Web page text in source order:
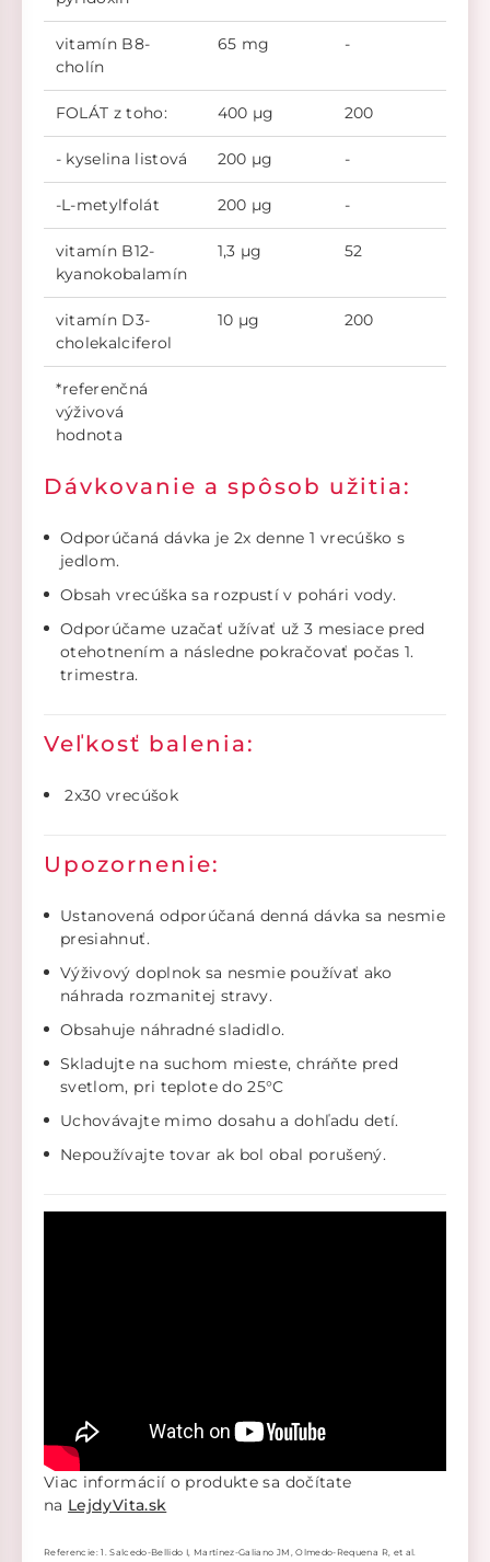
vitamín B8-
cholín
65 mg -
FOLÁT z toho: 400 µg 200
- kyselina listová 200 µg -
-L-metylfolát 200 µg -
vitamín B12-
kyanokobalamín
1,3 µg 52
vitamín D3-
cholekalciferol
10 µg 200
*referenčná
výživová
hodnota
Dávkovanie a spôsob užitia:
Odporúčaná dávka je 2x denne 1 vrecúško s
jedlom.
Obsah vrecúška sa rozpustí v pohári vody.
Odporúčame uzačať užívať už 3 mesiace pred
otehotnením a následne pokračovať počas 1.
trimestra.
Veľkosť balenia:
2x30 vrecúšok
Upozornenie:
Ustanovená odporúčaná denná dávka sa nesmie
presiahnuť.
Výživový doplnok sa nesmie používať ako
náhrada rozmanitej stravy.
Obsahuje náhradné sladidlo.
Skladujte na suchom mieste, chráňte pred
svetlom, pri teplote do 25°C
Uchovávajte mimo dosahu a dohľadu detí.
Nepoužívajte tovar ak bol obal porušený.
Viac informácií o produkte sa dočítate
na LejdyVita.sk
Referencie: 1. Salcedo-Bellido I, Martínez-Galiano JM, Olmedo-Requena R, et al.